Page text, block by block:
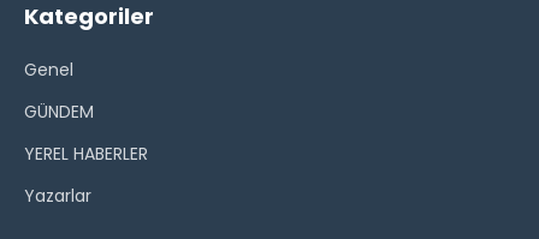
Kategoriler
Genel
GÜNDEM
YEREL HABERLER
Yazarlar